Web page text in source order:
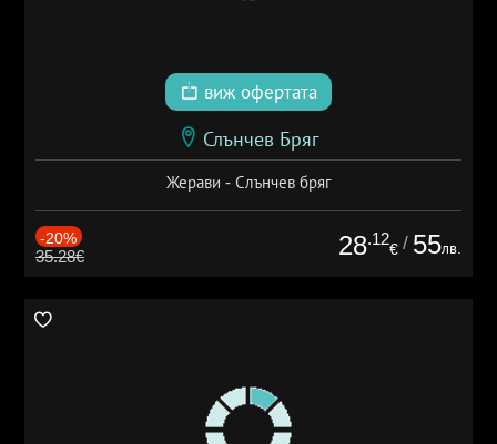
виж офертата
Слънчев Бряг
Жерави - Слънчев бряг
-20%
35.28€ 28.12
€ / 55лв.